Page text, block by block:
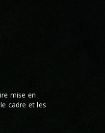
mise en
cadre et les